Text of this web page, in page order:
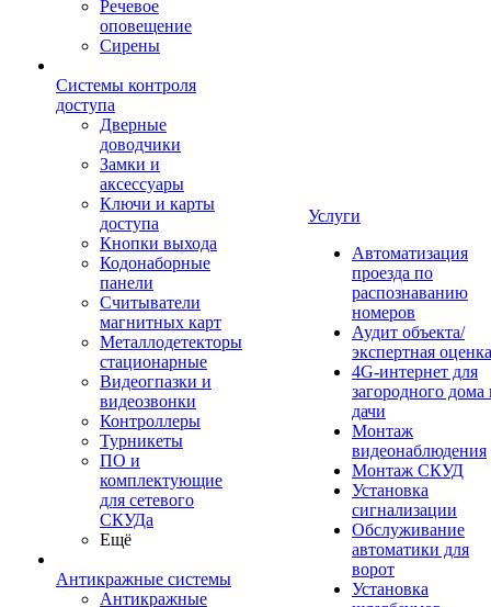
Речевое
оповещение
Сирены
Системы контроля
доступа
Дверные
доводчики
Замки и
аксессуары
Ключи и карты
доступа
Кнопки выхода
Кодонаборные
панели
Считыватели
магнитных карт
Металлодетекторы
стационарные
Видеогпазки и
видеозвонки
Контроллеры
Турникеты
ПО и
комплектующие
для сетевого
СКУДа
Ещё
Антикражные системы
Антикражные
Услуги
Автоматизация
проезда по
распознаванию
номеров
Аудит объекта/
экспертная оценка
4G-интернет для
загородного дома
дачи
Монтаж
видеонаблюдения
Монтаж СКУД
Установка
сигнализации
Обслуживание
автоматики для
ворот
Установка